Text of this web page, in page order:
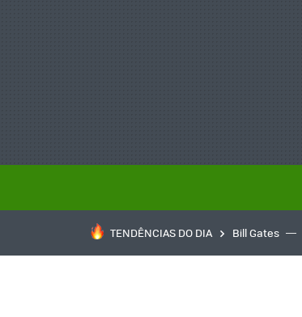
TENDÊNCIAS DO DIA Bill Gates